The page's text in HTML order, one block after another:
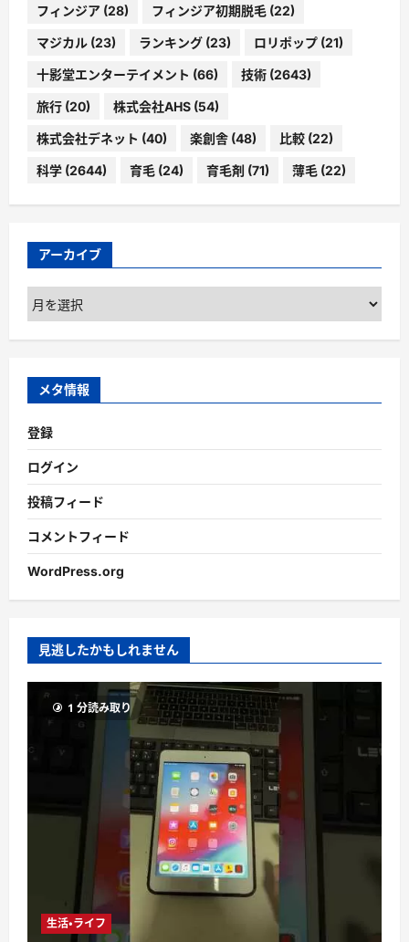
フィンジア (28) フィンジア初期脱毛 (22)
マジカル (23) ランキング (23) ロリポップ (21)
十影堂エンターテイメント (66) 技術 (2643)
旅行 (20) 株式会社AHS (54)
株式会社デネット (40) 楽創舎 (48) 比較 (22)
科学 (2644) 育毛 (24) 育毛剤 (71) 薄毛 (22)
アーカイブ
ア
ー
カ
ブ
メタ情報
登録
ログイン
投稿フィード
コメントフィード
WordPress.org
見逃したかもしれません
1 分読み取り
生活・ライフ